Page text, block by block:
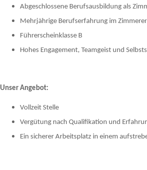
Abgeschlossene Berufsausbildung als
Mehrjährige Berufserfahrung im
Führerscheinklasse B
Hohes Engagement, Teamgeist und
Unser Angebot:
Vollzeit Stelle
Vergütung nach Qualifikation und
Ein sicherer Arbeitsplatz in einem